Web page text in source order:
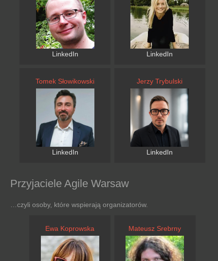
LinkedIn LinkedIn
Tomek Słowikowski
LinkedIn
Jerzy Trybulski
LinkedIn
Przyjaciele Agile Warsaw
…czyli osoby, które wspierają organizatorów.
Ewa Koprowska Mateusz Srebrny